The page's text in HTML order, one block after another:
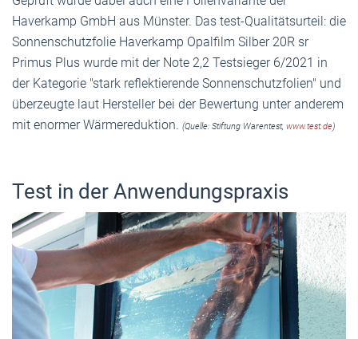
Haverkamp GmbH aus Münster. Das test-Qualitätsurteil: die
Sonnenschutzfolie Haverkamp Opalfilm Silber 20R sr
Primus Plus wurde mit der Note 2,2 Testsieger 6/2021 in
der Kategorie "stark reflektierende Sonnenschutzfolien" und
überzeugte laut Hersteller bei der Bewertung unter anderem
mit enormer Wärmereduktion. (Quelle: Stiftung Warentest, www.test.de)
Test in der Anwendungspraxis